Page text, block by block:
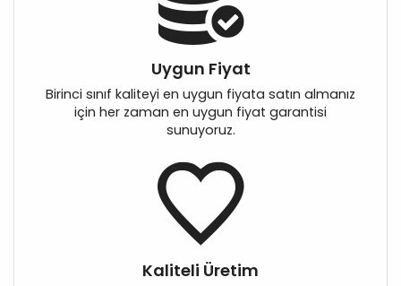
Uygun Fiyat
Birinci sınıf kaliteyi en uygun fiyata satın almanız
için her zaman en uygun fiyat garantisi
sunuyoruz.
Kaliteli Üretim